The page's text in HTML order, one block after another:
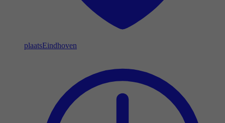
plaatsEindhoven